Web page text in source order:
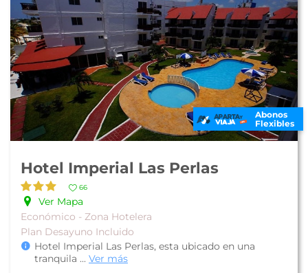
Abonos
Flexibles
Hotel Imperial Las Perlas
66
Ver Mapa
Económico - Zona Hotelera
Plan Desayuno Incluido
Hotel Imperial Las Perlas, esta ubicado en una
tranquila ... Ver más